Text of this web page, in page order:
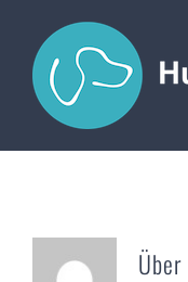
Inhalt
springen
Über